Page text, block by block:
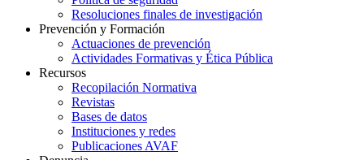
Resoluciones finales de investigación
Prevención y Formación
Actuaciones de prevención
Actividades Formativas y Ética Pública
Recursos
Recopilación Normativa
Revistas
Bases de datos
Instituciones y redes
Publicaciones AVAF